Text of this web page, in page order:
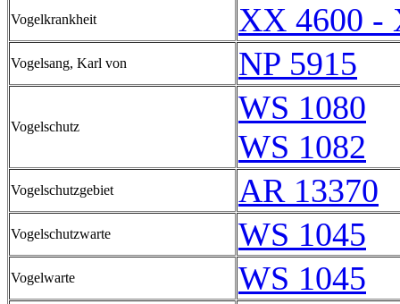
Vogelkrankheit XX 4600 -
Vogelsang, Karl von NP 5915
Vogelschutz
WS 1080
WS 1082
Vogelschutzgebiet AR 13370
Vogelschutzwarte WS 1045
Vogelwarte
WS 1045